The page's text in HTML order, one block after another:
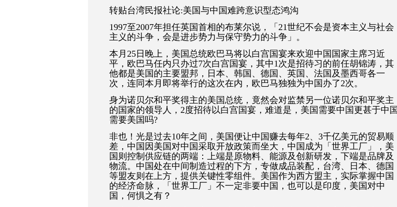
转贴台湾民报社论:美国与中国难跨意识型态鸿沟
1997至2007年担任英国首相的布莱尔说，「21世纪不会是资本主义与社会
主义的斗争，会是进步势力与保守势力的斗争」。
本月25日晚上，美国总统欧巴马将以白宫国宴来欢迎中国国家主席习近
平，欧巴马任内只办过7次白宫国宴，其中1次是招待习的前任胡锦涛，其
他都是美国的主要盟邦，日本、韩国、德国、英国、法国及墨西哥各一
次，连同本月即将举行的这次在内，欧巴马独独为中国办了2次。
身为诺贝尔和平奖得主的美国总统，竟然会对监禁另一位诺贝尔和平奖主
的国家的领导人，2度招待以白宫国宴，难道是，美国需要中国更甚于中国
需要美国吗?
非也！光是过去10年之间，美国便让中国赚去每年2、3千亿美元的贸易顺
差，中国因美国对中国采取开放政策而坐大，中国成为「世界工厂」，美
国则控制供应链的两端：上端是原物料、能源及创新研发，下端是品牌及
物流。中国处在中间制造过程的下方，专做成品装配，台湾、日本、德国
等盟友则在上方，提供关键性零组件。美国作为西方盟主，实际掌握中国
的经济命脉，「世界工厂」不一定非要中国，也可以是印度，美国对中
国，何惧之有？